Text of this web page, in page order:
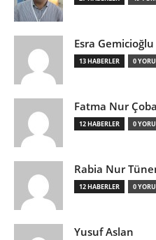
Esra Gemicioğlu
13 HABERLER 0
Fatma Nur
12 HABERLER 0
Rabia Nur
12 HABERLER 0
Yusuf Aslan